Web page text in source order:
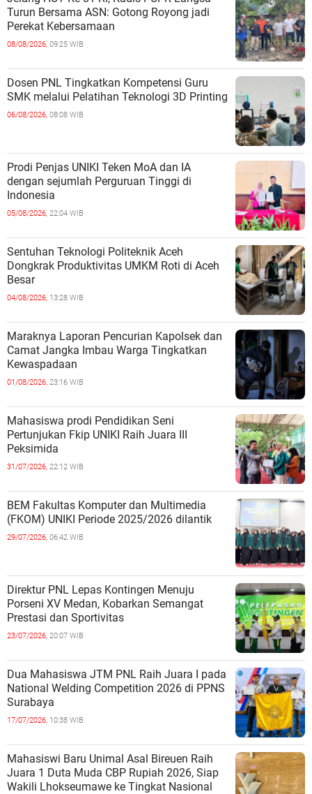
Turun Bersama ASN: Gotong Royong jadi
Perekat Kebersamaan
08/08/2026, 09:25 WIB
Dosen PNL Tingkatkan Kompetensi Guru
SMK melalui Pelatihan Teknologi 3D Printing
06/08/2026, 08:08 WIB
Prodi Penjas UNIKI Teken MoA dan IA
dengan sejumlah Perguruan Tinggi di
Indonesia
05/08/2026, 22:04 WIB
Sentuhan Teknologi Politeknik Aceh
Dongkrak Produktivitas UMKM Roti di Aceh
Besar
04/08/2026, 13:28 WIB
Maraknya Laporan Pencurian Kapolsek dan
Camat Jangka Imbau Warga Tingkatkan
Kewaspadaan
01/08/2026, 23:16 WIB
Mahasiswa prodi Pendidikan Seni
Pertunjukan Fkip UNIKI Raih Juara III
Peksimida
31/07/2026, 22:12 WIB
BEM Fakultas Komputer dan Multimedia
(FKOM) UNIKI Periode 2025/2026 dilantik
29/07/2026, 06:42 WIB
Direktur PNL Lepas Kontingen Menuju
Porseni XV Medan, Kobarkan Semangat
Prestasi dan Sportivitas
23/07/2026, 20:07 WIB
Dua Mahasiswa JTM PNL Raih Juara I pada
National Welding Competition 2026 di PPNS
Surabaya
17/07/2026, 10:38 WIB
Mahasiswi Baru Unimal Asal Bireuen Raih
Juara 1 Duta Muda CBP Rupiah 2026, Siap
Wakili Lhokseumawe ke Tingkat Nasional